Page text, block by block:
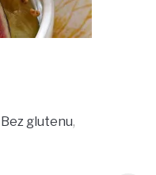
Bez glutenu,